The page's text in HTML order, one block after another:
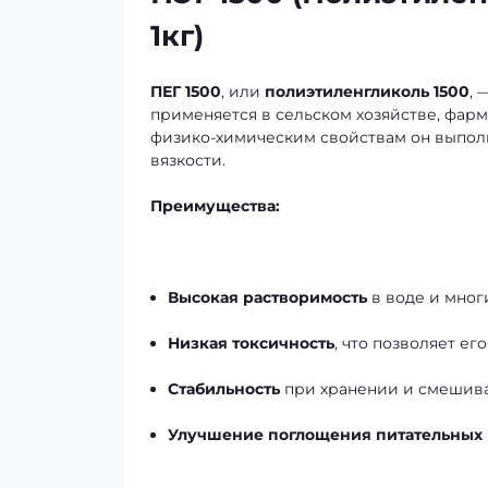
1кг)
ПЕГ 1500, или полиэтиленгликоль 1500,
применяется в сельском хозяйстве,
физико-химическим свойствам он
вязкости.
Преимущества:
Высокая растворимостьв воде и
Низкая токсичность, что позволяет
Стабильностьпри хранении и
Улучшение поглощения питательных